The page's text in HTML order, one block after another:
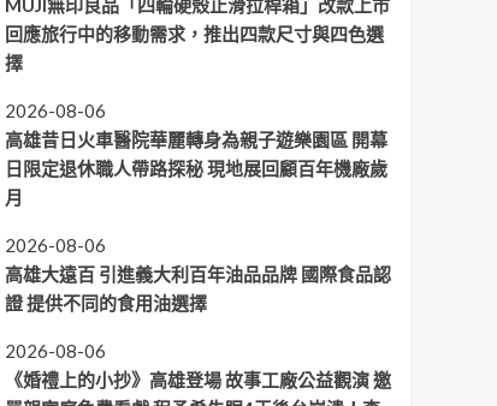
MUJI無印良品「四輪硬殼止滑拉桿箱」改款上市
回應旅行中的移動需求，推出四款尺寸與四色選
擇
2026-08-06
高雄昔日火車醫院華麗轉身為親子遊樂園區 開幕
日限定退休職人帶路探秘 現地展回顧百年機廠歲
月
2026-08-06
高雄大遠百 引進義大利百年油品品牌 國際食品認
證 提供不同的食用油選擇
2026-08-06
《婚禮上的小抄》高雄登場 故事工廠公益觀演 邀